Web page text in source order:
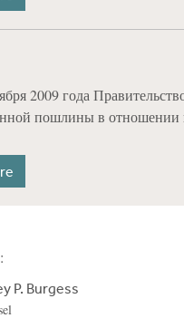
2009 года
пошлины в отношении
P. Burgess